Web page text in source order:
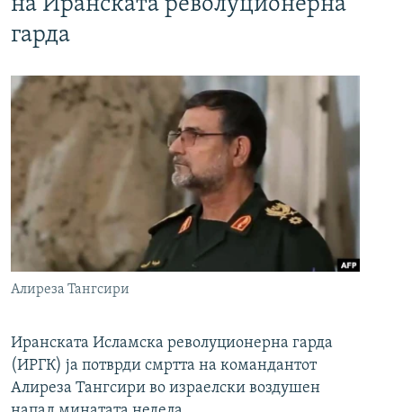
на Иранската револуционерна
гарда
Алиреза Тангсири
Иранската Исламска револуционерна гарда
(ИРГК) ја потврди смртта на командантот
Алиреза Тангсири во израелски воздушен